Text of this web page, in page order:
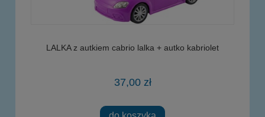
LALKA z autkiem cabrio lalka + autko kabriolet
37,00 zł